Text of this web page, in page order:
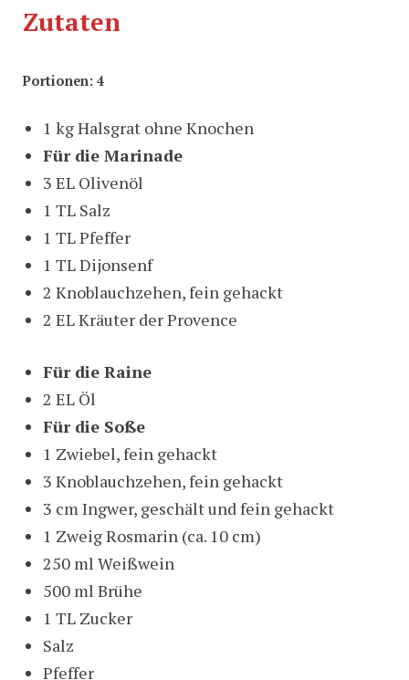
Zutaten
Portionen: 4
1 kg Halsgrat ohne Knochen
Für die Marinade
3 EL Olivenöl
1 TL Salz
1 TL Pfeffer
1 TL Dijonsenf
2 Knoblauchzehen, fein gehackt
2 EL Kräuter der Provence
Für die Raine
2 EL Öl
Für die Soße
1 Zwiebel, fein gehackt
3 Knoblauchzehen, fein gehackt
3 cm Ingwer, geschält und fein gehackt
1 Zweig Rosmarin (ca. 10 cm)
250 ml Weißwein
500 ml Brühe
1 TL Zucker
Salz
Pfeffer